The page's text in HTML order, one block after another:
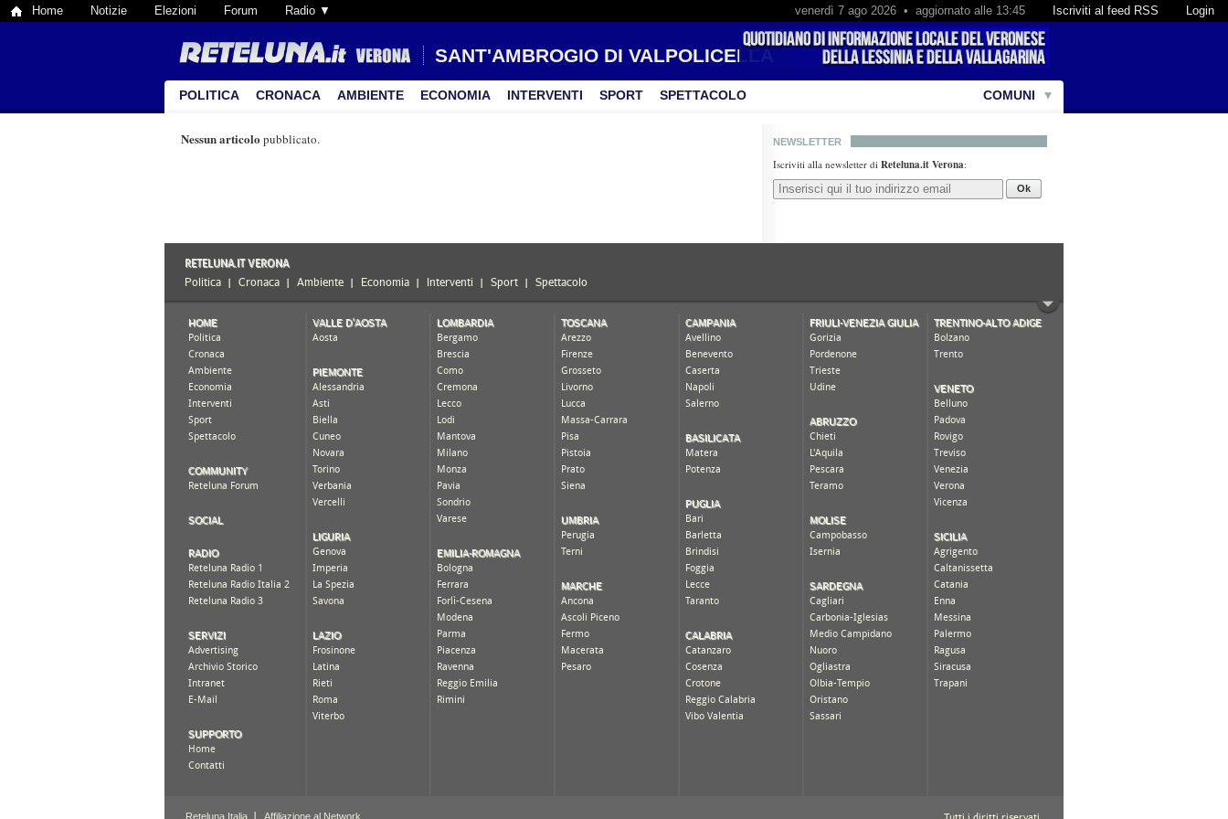
Home Notizie Elezioni Forum Radio ▼ Login
Iscriviti al feed RSS
venerdì 7 ago 2026 • aggiornato alle 13:45
SANT'AMBROGIO DI VALPOLICELLA
POLITICA CRONACA AMBIENTE ECONOMIA INTERVENTI SPORT SPETTACOLO COMUNI
NEWSLETTER
Iscriviti alla newsletter di Reteluna.it Verona:
Ok
Nessun articolo pubblicato.